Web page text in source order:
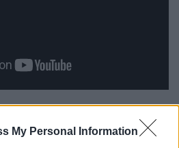
My Personal Information
immáron tizenharmadik